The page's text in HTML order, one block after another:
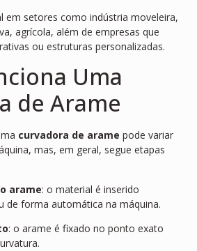
em setores como indústria moveleira,
agrícola, além de empresas que
ou estruturas personalizadas.
Uma
de Arame
curvadora de arame pode variar
mas, em geral, segue etapas
arame: o material é inserido
de forma automática na máquina.
: o arame é fixado no ponto exato